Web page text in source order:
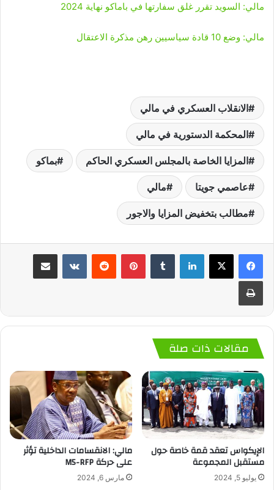
مالي: السويد تقرر غلق سفارتها في باماكو نهاية 2024
مالي: وضع 10 قادة سياسيين رهن مذكرة الاعتقال
الانقلاب العسكري في مالي
المحكمة الدستورية في مالي
المزايا الخاصة بالمجلس العسكري الحاكم بماكو
عاصمي جويتا مالي
مطالب بتخفيض المزايا والاجور
لينكدإن بينتيريست
مقالات ذات صلة
الإيكواس تعقد قمة خاصة حول
مستقبل المجموعة
يوليو 5, 2024
مالي: الانقسامات الداخلية تؤثر
على حركة M5-RFP
مارس 6, 2024